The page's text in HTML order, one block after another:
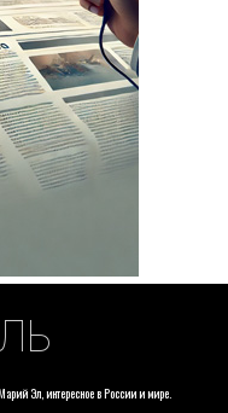
Эл, интересное в России и мире.